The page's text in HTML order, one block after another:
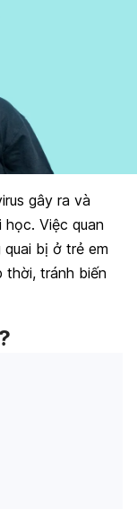
gây ra và
Việc quan
bị ở trẻ em
thời, tránh biến